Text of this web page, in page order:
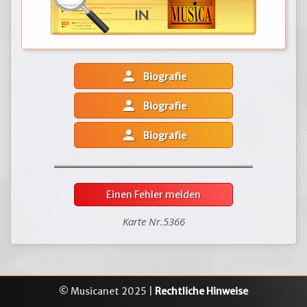
person Biografie
person Biografie
person Biografie
Einen Fehler melden
Karte Nr.5366
© Musicanet 2025 | Rechtliche Hinweise